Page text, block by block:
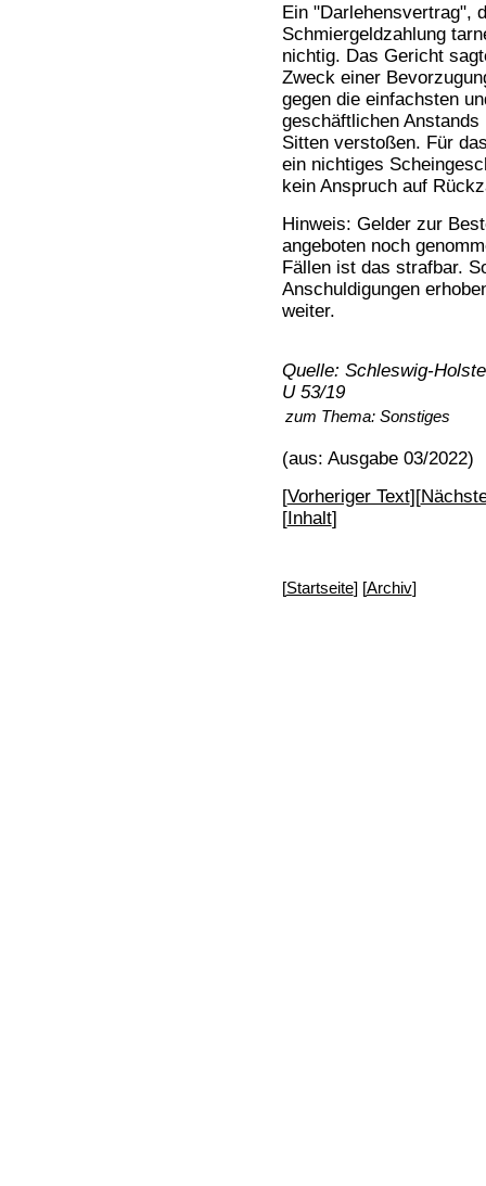
Ein "Darlehensvertrag",
Schmiergeldzahlung
nichtig. Das Gericht
Zweck einer
gegen die einfachsten
geschäftlichen
Sitten verstoßen. Für
ein nichtiges
kein Anspruch auf
Hinweis: Gelder zur
angeboten noch
Fällen ist das strafbar.
Anschuldigungen
weiter.
Quelle: Schleswig-
U 53/19
zum Thema: Sonstiges
(aus: Ausgabe 03/2022)
[Vorheriger Text][
[Inhalt]
[Startseite] [Archiv]